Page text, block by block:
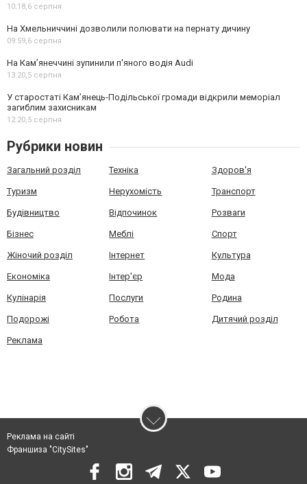
10:18,6 серпня
На Хмельниччині дозволили полювати на пернату дичину
09:59,6 серпня
На Камʼянеччині зупинили п'яного водія Audi
13:20,5 серпня
У старостаті Кам’янець-Подільської громади відкрили меморіал
загиблим захисникам
12:20,5 серпня
Рубрики новин
Загальний розділ Техніка Здоров'я
Туризм Нерухомість Транспорт
Будівництво Відпочинок Розваги
Бізнес Меблі Спорт
Жіночий розділ Інтернет Культура
Економіка Інтер'єр Мода
Кулінарія Послуги Родина
Подорожі Робота Дитячий розділ
Реклама
Реклама на сайті
Франшиза "CitySites"